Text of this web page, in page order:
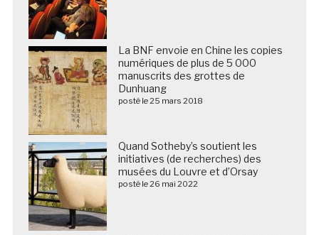
La BNF envoie en Chine les copies
numériques de plus de 5 000
manuscrits des grottes de
Dunhuang
posté le 25 mars 2018
Quand Sotheby’s soutient les
initiatives (de recherches) des
musées du Louvre et d’Orsay
posté le 26 mai 2022